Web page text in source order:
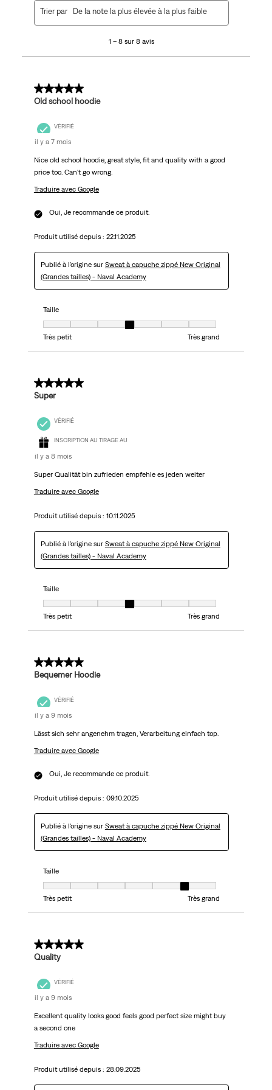
8
1 – 8 sur 8 avis
Trier par De la note la plus élevée à la plus faible
5 sur 5 étoiles.
Old school hoodie
VÉRIFIÉ
il y a 7 mois
Nice old school hoodie, great style, fit and quality with a good
price too. Can't go wrong.
Traduire avec Google
Oui, Je recommande ce produit.
Produit utilisé depuis : 22.11.2025
Publié à l'origine sur Sweat à capuche zippé New Original
(Grandes tailles) - Naval Academy
Taille
Taille, 4 sur 7, où 1 est égal à Très petit et 7 est égal à Très grand
Très petit
Très grand
5 sur 5 étoiles.
Super
VÉRIFIÉ
INSCRIPTION AU TIRAGE AU
il y a 8 mois
Super Qualität bin zufrieden empfehle es jeden weiter
Traduire avec Google
Produit utilisé depuis : 10.11.2025
Publié à l'origine sur Sweat à capuche zippé New Original
(Grandes tailles) - Naval Academy
Taille
Taille, 4 sur 7, où 1 est égal à Très petit et 7 est égal à Très grand
Très petit
Très grand
5 sur 5 étoiles.
Bequemer Hoodie
VÉRIFIÉ
il y a 9 mois
Lässt sich sehr angenehm tragen, Verarbeitung einfach top.
Traduire avec Google
Oui, Je recommande ce produit.
Produit utilisé depuis : 09.10.2025
Publié à l'origine sur Sweat à capuche zippé New Original
(Grandes tailles) - Naval Academy
Taille
Taille, 6 sur 7, où 1 est égal à Très petit et 7 est égal à Très grand
Très petit
Très grand
5 sur 5 étoiles.
Quality
VÉRIFIÉ
il y a 9 mois
Excellent quality looks good feels good perfect size might buy
a second one
Traduire avec Google
Produit utilisé depuis : 28.09.2025